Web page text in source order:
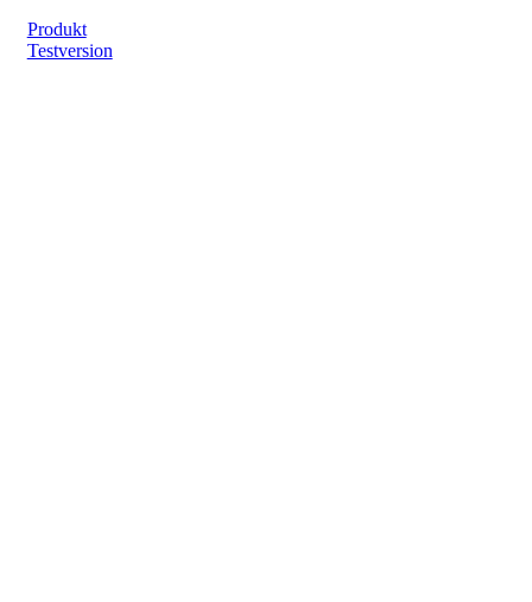
Produkt
Testversion